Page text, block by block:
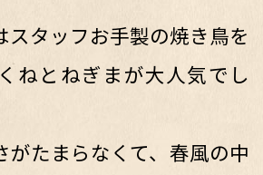
スタッフお手製の焼き鳥を
ねとねぎまが大人気でし
がたまらなくて、春風の中